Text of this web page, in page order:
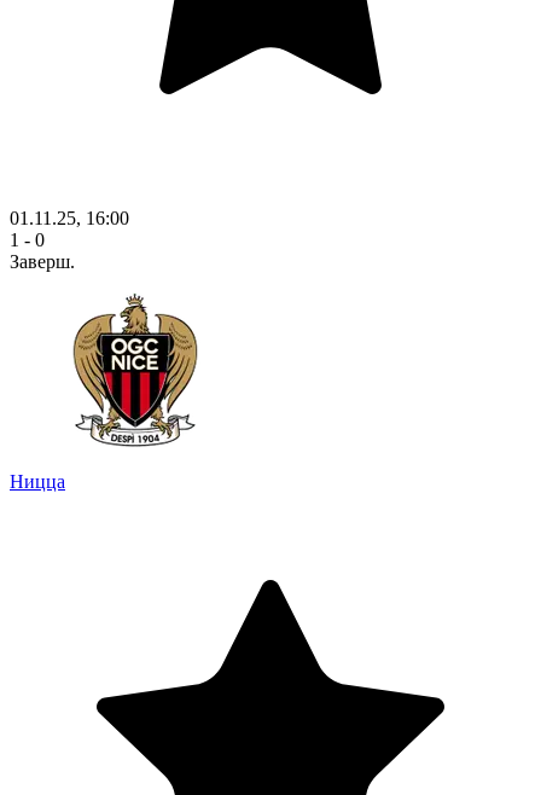
01.11.25, 16:00
1 - 0
Заверш.
Ницца